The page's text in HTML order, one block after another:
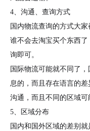
4、沟通、查询方式
国内物流查询的方式大
谁不会去淘宝买个东西
询即可。
国际物流可能就不同了
息的，而且存在语言的
沟通，而且不同的区域可
5、区域分布
国内和国外区域的差别